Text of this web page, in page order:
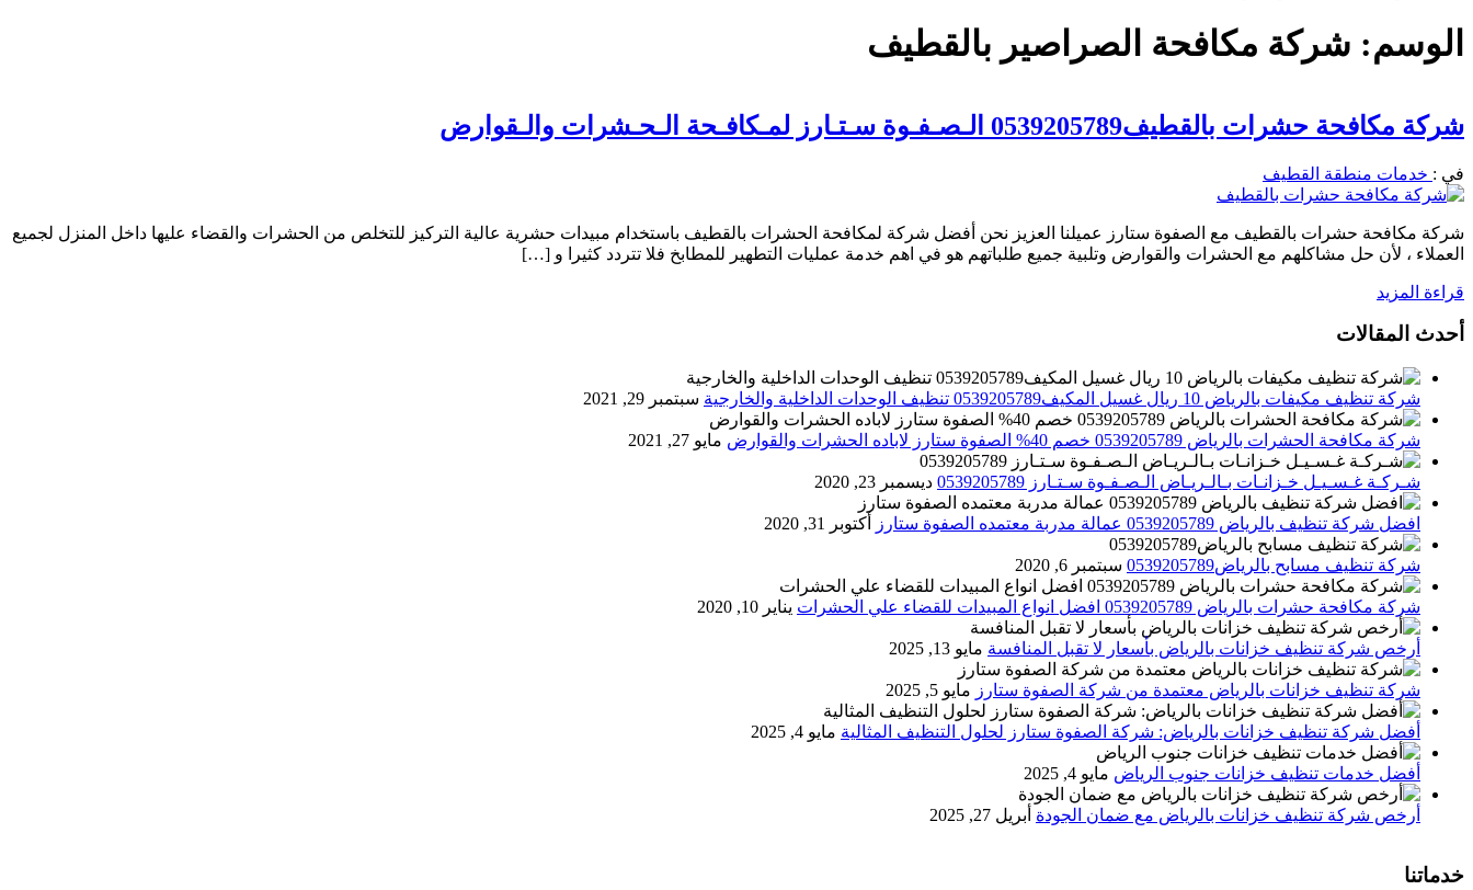
الوسم: شركة مكافحة الصراصير بالقطيف
شركة مكافحة حشرات بالقطيف0539205789 الـصـفـوة سـتـارز لمـكافـحة الـحـشرات والـقوارض
في : خدمات منطقة القطيف
شركة مكافحة حشرات بالقطيف مع الصفوة ستارز عميلنا العزيز نحن أفضل شركة لمكافحة الحشرات بالقطيف باستخدام مبيدات حشرية عالية التركيز للتخلص من الحشرات والقضاء عليها داخل المنزل لجميع
العملاء ، لأن حل مشاكلهم مع الحشرات والقوارض وتلبية جميع طلباتهم هو في اهم خدمة عمليات التطهير للمطابخ فلا تتردد كثيرا و […]
قراءة المزيد
أحدث المقالات
شركة تنظيف مكيفات بالرياض 10 ريال غسيل المكيف0539205789 تنظيف الوحدات الداخلية والخارجية سبتمبر 29, 2021
شركة مكافحة الحشرات بالرياض 0539205789 خصم 40% الصفوة ستارز لاباده الحشرات والقوارض مايو 27, 2021
شـركـة غـسـيـل خـزانـات بـالـريـاض الـصـفـوة سـتـارز 0539205789 ديسمبر 23, 2020
افضل شركة تنظيف بالرياض 0539205789 عمالة مدربة معتمده الصفوة ستارز أكتوبر 31, 2020
شركة تنظيف مسابح بالرياض0539205789 سبتمبر 6, 2020
شركة مكافحة حشرات بالرياض 0539205789 افضل انواع المبيدات للقضاء علي الحشرات يناير 10, 2020
أرخص شركة تنظيف خزانات بالرياض بأسعار لا تقبل المنافسة مايو 13, 2025
شركة تنظيف خزانات بالرياض معتمدة من شركة الصفوة ستارز مايو 5, 2025
أفضل شركة تنظيف خزانات بالرياض: شركة الصفوة ستارز لحلول التنظيف المثالية مايو 4, 2025
أفضل خدمات تنظيف خزانات جنوب الرياض مايو 4, 2025
أرخص شركة تنظيف خزانات بالرياض مع ضمان الجودة أبريل 27, 2025
خدماتنا